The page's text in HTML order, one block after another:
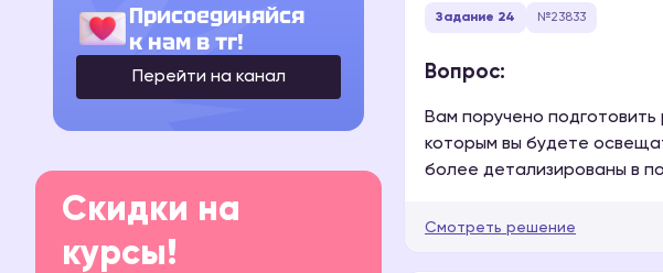
Присоединяйся
к нам в тг!
Перейти на канал
Задание 24 №23833
Вопрос:
Вам поручено
которым вы будете
более детализированы в
Смотреть решение
Скидки на
курсы!